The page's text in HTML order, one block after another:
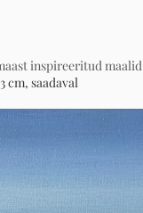
inspireeritud maalid
cm, saadaval